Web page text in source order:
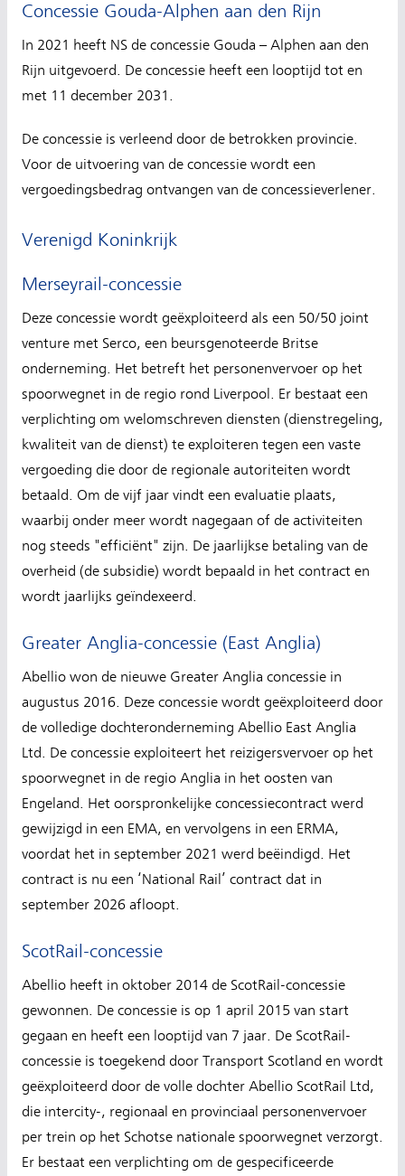
Concessie Gouda-Alphen aan den Rijn
In 2021 heeft NS de concessie Gouda – Alphen aan den
Rijn uitgevoerd. De concessie heeft een looptijd tot en
met 11 december 2031.
De concessie is verleend door de betrokken provincie.
Voor de uitvoering van de concessie wordt een
vergoedingsbedrag ontvangen van de concessieverlener.
Verenigd Koninkrijk
Merseyrail-concessie
Deze concessie wordt geëxploiteerd als een 50/50 joint
venture met Serco, een beursgenoteerde Britse
onderneming. Het betreft het personenvervoer op het
spoorwegnet in de regio rond Liverpool. Er bestaat een
verplichting om welomschreven diensten (dienstregeling,
kwaliteit van de dienst) te exploiteren tegen een vaste
vergoeding die door de regionale autoriteiten wordt
betaald. Om de vijf jaar vindt een evaluatie plaats,
waarbij onder meer wordt nagegaan of de activiteiten
nog steeds "efficiënt" zijn. De jaarlijkse betaling van de
overheid (de subsidie) wordt bepaald in het contract en
wordt jaarlijks geïndexeerd.
Greater Anglia-concessie (East Anglia)
Abellio won de nieuwe Greater Anglia concessie in
augustus 2016. Deze concessie wordt geëxploiteerd door
de volledige dochteronderneming Abellio East Anglia
Ltd. De concessie exploiteert het reizigersvervoer op het
spoorwegnet in de regio Anglia in het oosten van
Engeland. Het oorspronkelijke concessiecontract werd
gewijzigd in een EMA, en vervolgens in een ERMA,
voordat het in september 2021 werd beëindigd. Het
contract is nu een ‘National Rail’ contract dat in
september 2026 afloopt.
ScotRail-concessie
Abellio heeft in oktober 2014 de ScotRail-concessie
gewonnen. De concessie is op 1 april 2015 van start
gegaan en heeft een looptijd van 7 jaar. De ScotRail-
concessie is toegekend door Transport Scotland en wordt
geëxploiteerd door de volle dochter Abellio ScotRail Ltd,
die intercity-, regionaal en provinciaal personenvervoer
per trein op het Schotse nationale spoorwegnet verzorgt.
Er bestaat een verplichting om de gespecificeerde